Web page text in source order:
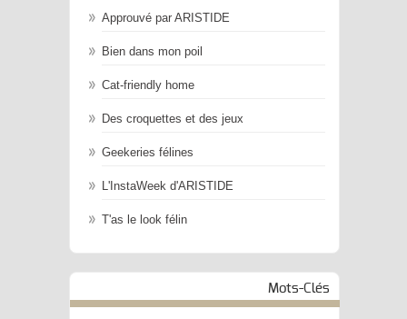
Approuvé par ARISTIDE
Bien dans mon poil
Cat-friendly home
Des croquettes et des jeux
Geekeries félines
L'InstaWeek d'ARISTIDE
T'as le look félin
Mots-Clés